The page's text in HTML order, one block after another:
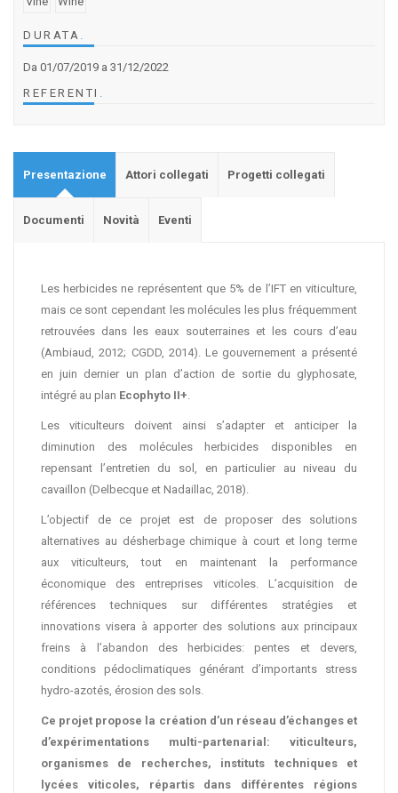
DURATA .
Da 01/07/2019 a 31/12/2022
REFERENTI .
Presentazione Attori collegati Progetti collegati
Documenti Novità Eventi
Les herbicides ne représentent que 5% de l’IFT en viticulture,
mais ce sont cependant les molécules les plus fréquemment
retrouvées dans les eaux souterraines et les cours d’eau
(Ambiaud, 2012; CGDD, 2014). Le gouvernement a présenté
en juin dernier un plan d’action de sortie du glyphosate,
intégré au plan Ecophyto II+.
Les viticulteurs doivent ainsi s’adapter et anticiper la
diminution des molécules herbicides disponibles en
repensant l’entretien du sol, en particulier au niveau du
cavaillon (Delbecque et Nadaillac, 2018).
L’objectif de ce projet est de proposer des solutions
alternatives au désherbage chimique à court et long terme
aux viticulteurs, tout en maintenant la performance
économique des entreprises viticoles. L’acquisition de
références techniques sur différentes stratégies et
innovations visera à apporter des solutions aux principaux
freins à l’abandon des herbicides: pentes et devers,
conditions pédoclimatiques générant d’importants stress
hydro-azotés, érosion des sols.
Ce projet propose la création d’un réseau d’échanges et
d’expérimentations multi-partenarial: viticulteurs,
organismes de recherches, instituts techniques et
lycées viticoles, répartis dans différentes régions